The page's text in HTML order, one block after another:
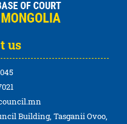
us
Building, Tasganii Ovoo,